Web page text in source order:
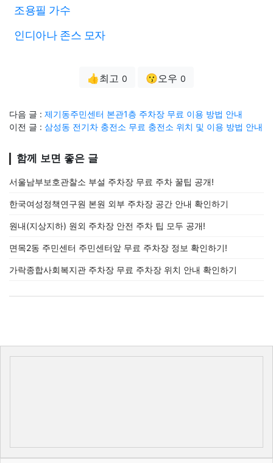
조용필 가수
인디아나 존스 모자
👍최고 0 😗오우 0
다음 글 : 제기동주민센터 본관1층 주차장 무료 이용 방법 안내
이전 글 : 삼성동 전기차 충전소 무료 충전소 위치 및 이용 방법 안내
함께 보면 좋은 글
서울남부보호관찰소 부설 주차장 무료 주차 꿀팁 공개!
한국여성정책연구원 본원 외부 주차장 공간 안내 확인하기
원내(지상지하) 원외 주차장 안전 주차 팁 모두 공개!
면목2동 주민센터 주민센터앞 무료 주차장 정보 확인하기!
가락종합사회복지관 주차장 무료 주차장 위치 안내 확인하기